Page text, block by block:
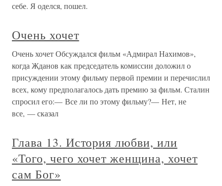
себе. Я оделся, пошел.
Очень хочет
Очень хочет Обсуждался фильм «Адмирал Нахимов»,
когда Жданов как председатель комиссии доложил о
присуждении этому фильму первой премии и перечислил
всех, кому предполагалось дать премию за фильм. Сталин
спросил его:— Все ли по этому фильму?— Нет, не
все, — сказал
Глава 13. История любви, или
«Того, чего хочет женщина, хочет
сам Бог»